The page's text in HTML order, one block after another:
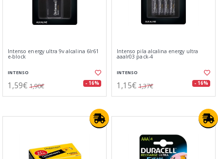
Intenso energy ultra 9v alcalina 6lr61
e-block
INTENSO
1,59€ 1,90€ - 16%
Intenso pila alcalina energy ultra
aaalr03 pack-4
INTENSO
1,15€ 1,37€ - 16%